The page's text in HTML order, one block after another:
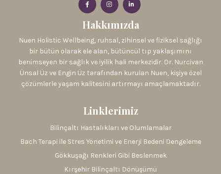
Hakkımızda
Nuen Holistic Wellbeing, ruhsal, zihinsel ve fiziksel sağlığı
bir bütün olarak ele alan, bütüncül tıp yaklaşımını
benimseyen bir sağlık ve iyilik hali merkezidir. Dr. Nurcivan
Ünsal Üz ve Engin Üz tarafından kurulan Nuen, kişiye özel
çözümlerle yaşam kalitesini artırmayı amaçlamaktadır.
Linklerimiz
Bilinçaltı Hastalıkları ve Olumlamalar
Bach Terapi ile Stres Yönetimi ve Enerji Bedeni Dengeleme
Gökkuşağı Renkleri Gibi Beslenmek
Kırşehir Bilinçaltı Dönüşümü